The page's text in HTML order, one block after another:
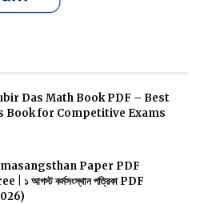
Das Math Book PDF – Best
Book for Competitive Exams
Paper PDF
১ আগস্ট কর্মসংস্থান পত্রিকা PDF